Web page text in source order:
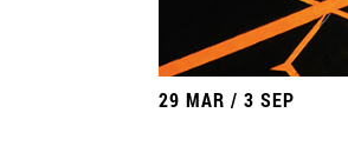
29 MAR / 3 SEP